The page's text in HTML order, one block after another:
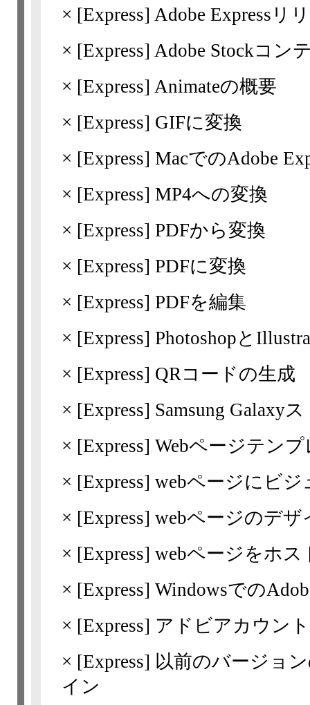
× [Express] Adobe Expressリ
× [Express] Adobe Stockコン
× [Express] Animateの概要
× [Express] GIFに変換
× [Express] MacでのAdobe
× [Express] MP4への変換
× [Express] PDFから変換
× [Express] PDFに変換
× [Express] PDFを編集
× [Express] Photoshopと
× [Express] QRコードの生成
× [Express] Samsung Galaxy
× [Express] Webページテン
× [Express] webページにビ
× [Express] webページのデザ
× [Express] webページをホス
× [Express] Windowsでの
× [Express] アドビアカウン
× [Express] 以前のバージョ
イン